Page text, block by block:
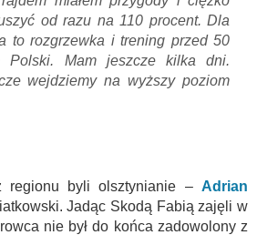
od razu na 110 procent. Dla
to rozgrzewka i trening przed 50
Polski. Mam jeszcze kilka dni.
wejdziemy na wyższy poziom
regionu byli olsztynianie – Adrian
Jadąc Skodą Fabią zajęli w
nie był do końca zadowolony z